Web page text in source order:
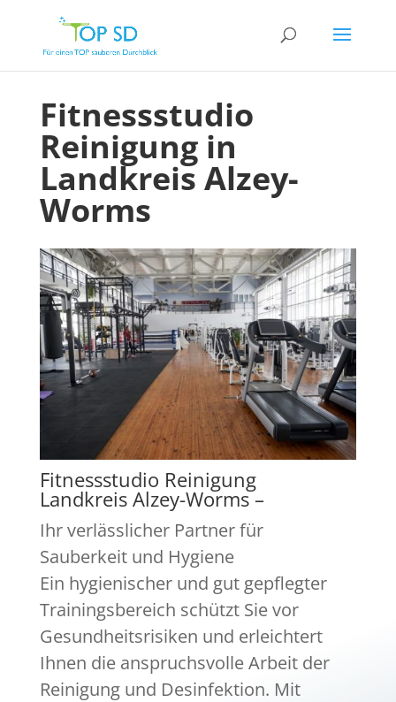
Fitnessstudio
Reinigung in
Landkreis Alzey-
Worms
Fitnessstudio Reinigung
Landkreis Alzey-Worms –
Ihr verlässlicher Partner für
Sauberkeit und Hygiene
Ein hygienischer und gut gepflegter
Trainingsbereich schützt Sie vor
Gesundheitsrisiken und erleichtert
Ihnen die anspruchsvolle Arbeit der
Reinigung und Desinfektion. Mit